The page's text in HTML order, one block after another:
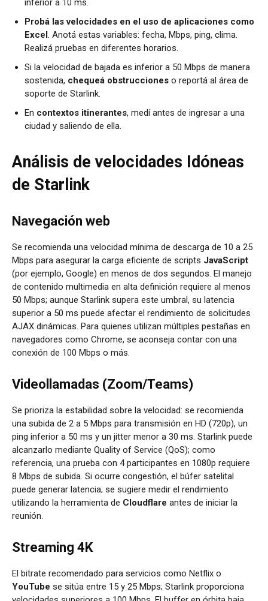
inferior a 10 ms.
Probá las velocidades en el uso de aplicaciones como
Excel. Anotá estas variables: fecha, Mbps, ping, clima.
Realizá pruebas en diferentes horarios.
Si la velocidad de bajada es inferior a 50 Mbps de manera
sostenida, chequeá obstrucciones o reportá al área de
soporte de Starlink.
En contextos itinerantes, medí antes de ingresar a una
ciudad y saliendo de ella.
Análisis de velocidades Idóneas
de Starlink
Navegación web
Se recomienda una velocidad mínima de descarga de 10 a 25
Mbps para asegurar la carga eficiente de scripts JavaScript
(por ejemplo, Google) en menos de dos segundos. El manejo
de contenido multimedia en alta definición requiere al menos
50 Mbps; aunque Starlink supera este umbral, su latencia
superior a 50 ms puede afectar el rendimiento de solicitudes
AJAX dinámicas. Para quienes utilizan múltiples pestañas en
navegadores como Chrome, se aconseja contar con una
conexión de 100 Mbps o más.
Videollamadas (Zoom/Teams)
Se prioriza la estabilidad sobre la velocidad: se recomienda
una subida de 2 a 5 Mbps para transmisión en HD (720p), un
ping inferior a 50 ms y un jitter menor a 30 ms. Starlink puede
alcanzarlo mediante Quality of Service (QoS); como
referencia, una prueba con 4 participantes en 1080p requiere
8 Mbps de subida. Si ocurre congestión, el búfer satelital
puede generar latencia; se sugiere medir el rendimiento
utilizando la herramienta de Cloudflare antes de iniciar la
reunión.
Streaming 4K
El bitrate recomendado para servicios como Netflix o
YouTube se sitúa entre 15 y 25 Mbps; Starlink proporciona